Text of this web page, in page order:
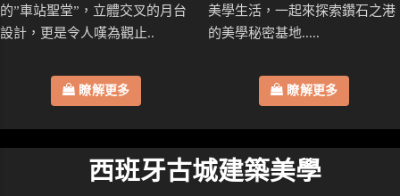
的”車站聖堂”，立體交叉的月台
設計，更是令人嘆為觀止..
瞭解更多
美學生活，一起來探索鑽石之港
的美學秘密基地.....
瞭解更多
西班牙古城建築美學